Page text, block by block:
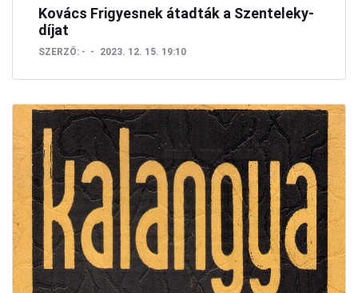
Kovács Frigyesnek átadták a Szenteleky-
díjat
SZERZŐ: - 2023. 12. 15. 19:10